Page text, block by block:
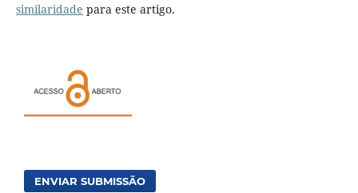
similaridade para este artigo.
ENVIAR SUBMISSÃO